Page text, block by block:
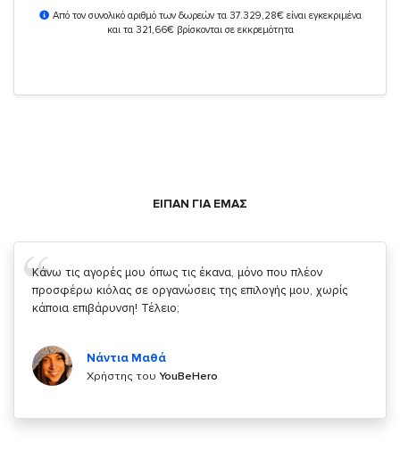
Από τον συνολικό αριθμό των δωρεών τα 37.329,28€ είναι εγκεκριμένα
και τα 321,66€ βρίσκονται σε εκκρεμότητα
ΕΙΠΑΝ ΓΙΑ ΕΜΑΣ
Σας ευχαριστώ που μας δίνετε την δυνατότητα να κάνουμε
κάτι!
Χρήστης τουYouBeHero